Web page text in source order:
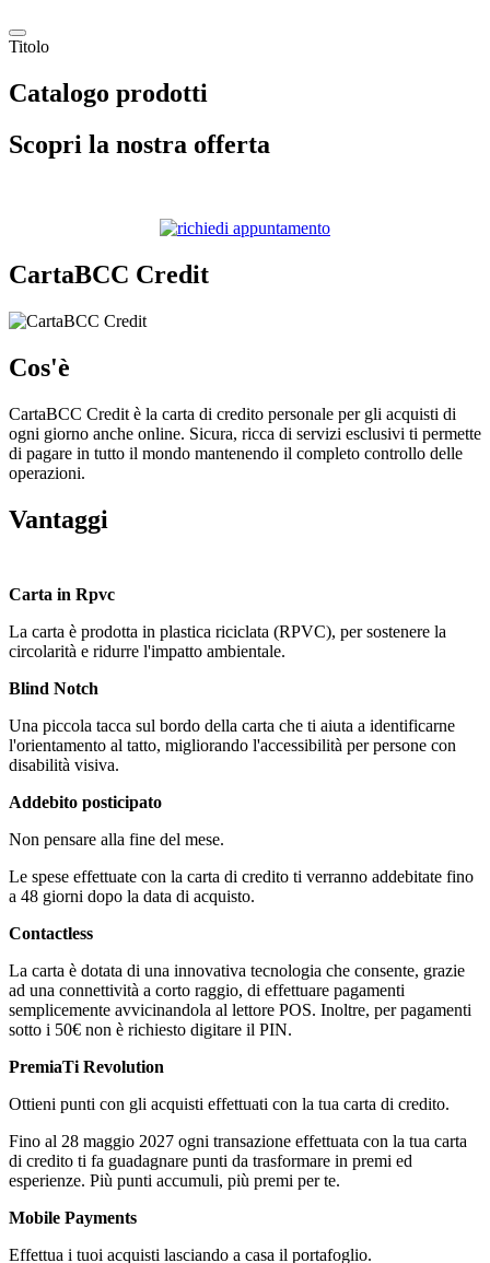
Titolo
Catalogo prodotti
Scopri la nostra offerta
CartaBCC Credit
Cos'è
CartaBCC Credit è la carta di credito personale per gli acquisti di
ogni giorno anche online. Sicura, ricca di servizi esclusivi ti permette
di pagare in tutto il mondo mantenendo il completo controllo delle
operazioni.
Vantaggi
Carta in Rpvc
La carta è prodotta in plastica riciclata (RPVC), per sostenere la
circolarità e ridurre l'impatto ambientale.
Blind Notch
Una piccola tacca sul bordo della carta che ti aiuta a identificarne
l'orientamento al tatto, migliorando l'accessibilità per persone con
disabilità visiva.
Addebito posticipato
Non pensare alla fine del mese.
Le spese effettuate con la carta di credito ti verranno addebitate fino
a 48 giorni dopo la data di acquisto.
Contactless
La carta è dotata di una innovativa tecnologia che consente, grazie
ad una connettività a corto raggio, di effettuare pagamenti
semplicemente avvicinandola al lettore POS. Inoltre, per pagamenti
sotto i 50€ non è richiesto digitare il PIN.
PremiaTi Revolution
Ottieni punti con gli acquisti effettuati con la tua carta di credito.
Fino al 28 maggio 2027 ogni transazione effettuata con la tua carta
di credito ti fa guadagnare punti da trasformare in premi ed
esperienze. Più punti accumuli, più premi per te.
Mobile Payments
Effettua i tuoi acquisti lasciando a casa il portafoglio.